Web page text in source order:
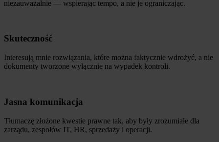
niezauważalnie — wspierając tempo, a nie je ograniczając.
Skuteczność
Interesują mnie rozwiązania, które można faktycznie wdrożyć, a nie
dokumenty tworzone wyłącznie na wypadek kontroli.
Jasna komunikacja
Tłumaczę złożone kwestie prawne tak, aby były zrozumiałe dla
zarządu, zespołów IT, HR, sprzedaży i operacji.